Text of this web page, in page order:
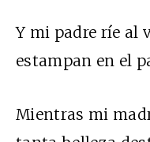
Y mi padre ríe al
estampan en el
Mientras mi